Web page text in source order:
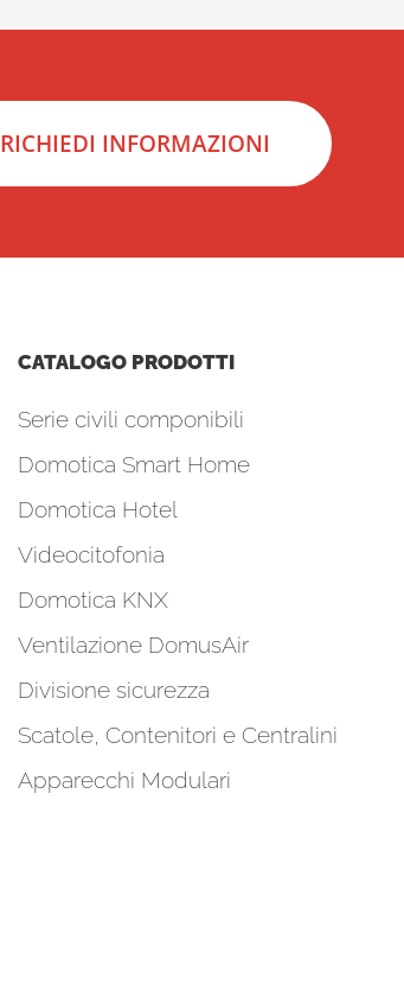
RICHIEDI INFORMAZIONI
CATALOGO PRODOTTI
Serie civili componibili
Domotica Smart Home
Domotica Hotel
Videocitofonia
Domotica KNX
Ventilazione DomusAir
Divisione sicurezza
Scatole, Contenitori e Centralini
Apparecchi Modulari